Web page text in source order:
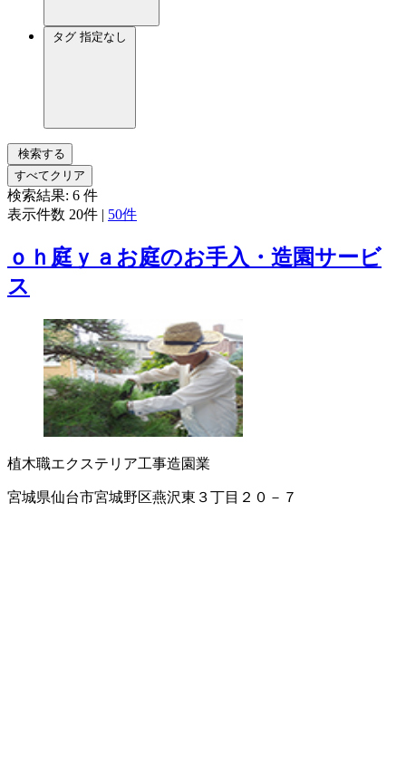
タグ 指定なし
検索する
すべてクリア
検索結果: 6 件
表示件数 20件 | 50件
ｏｈ庭ｙａお庭のお手入・造園サービ
ス
植木職エクステリア工事造園業
宮城県仙台市宮城野区燕沢東３丁目２０－７